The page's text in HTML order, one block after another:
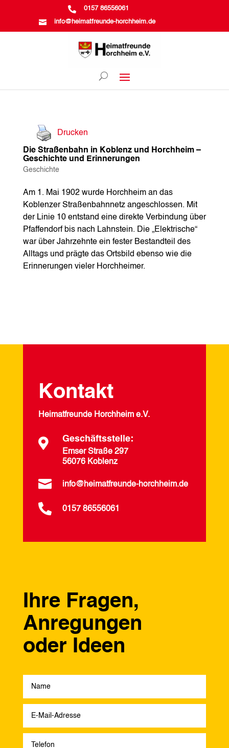
 0157 86556061
 info@heimatfreunde-horchheim.de
Drucken
Die Straßenbahn in Koblenz und Horchheim –
Geschichte und Erinnerungen
Geschichte
Am 1. Mai 1902 wurde Horchheim an das
Koblenzer Straßenbahnnetz angeschlossen. Mit
der Linie 10 entstand eine direkte Verbindung über
Pfaffendorf bis nach Lahnstein. Die „Elektrische“
war über Jahrzehnte ein fester Bestandteil des
Alltags und prägte das Ortsbild ebenso wie die
Erinnerungen vieler Horchheimer.
Kontakt
Heimatfreunde Horchheim e.V.
 Geschäftsstelle:
Emser Straße 297
56076 Koblenz
 info@heimatfreunde-horchheim.de
 0157 86556061
Ihre Fragen,
Anregungen
oder Ideen